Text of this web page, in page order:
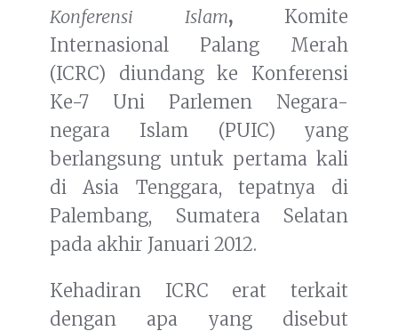
Konferensi Islam,Komite
Internasional Palang Merah
(ICRC) diundang ke Konferensi
Ke-7 Uni Parlemen Negara-
negara Islam (PUIC) yang
berlangsung untuk pertama kali
di Asia Tenggara, tepatnya di
Palembang, Sumatera Selatan
pada akhir Januari 2012.
Kehadiran ICRC erat terkait
dengan apa yang disebut